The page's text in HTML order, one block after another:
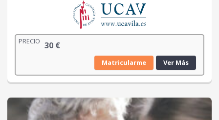
PRECIO 30 €
Matricularme Ver Más